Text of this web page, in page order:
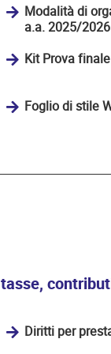
Modalità di
a.a. 2025/2026
Kit Prova finale
Foglio di stile
tasse,
Diritti per